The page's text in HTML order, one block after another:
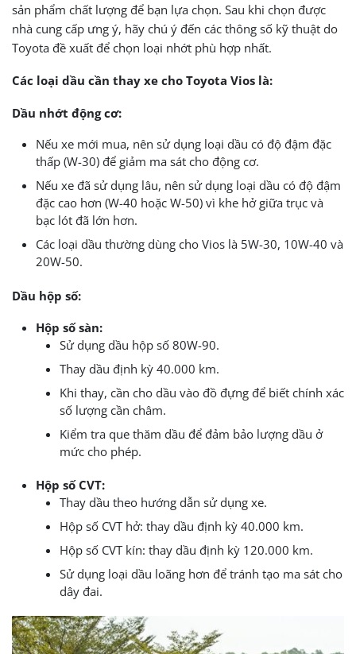
sản phẩm chất lượng để bạn lựa chọn. Sau khi chọn được
nhà cung cấp ưng ý, hãy chú ý đến các thông số kỹ thuật do
Toyota đề xuất để chọn loại nhớt phù hợp nhất.
Các loại dầu cần thay xe cho Toyota Vios là:
Dầu nhớt động cơ:
Nếu xe mới mua, nên sử dụng loại dầu có độ đậm đặc
thấp (W-30) để giảm ma sát cho động cơ.
Nếu xe đã sử dụng lâu, nên sử dụng loại dầu có độ đậm
đặc cao hơn (W-40 hoặc W-50) vì khe hở giữa trục và
bạc lót đã lớn hơn.
Các loại dầu thường dùng cho Vios là 5W-30, 10W-40 và
20W-50.
Dầu hộp số:
Hộp số sàn:
Sử dụng dầu hộp số 80W-90.
Thay dầu định kỳ 40.000 km.
Khi thay, cần cho dầu vào đồ đựng để biết chính xác
số lượng cần châm.
Kiểm tra que thăm dầu để đảm bảo lượng dầu ở
mức cho phép.
Hộp số CVT:
Thay dầu theo hướng dẫn sử dụng xe.
Hộp số CVT hở: thay dầu định kỳ 40.000 km.
Hộp số CVT kín: thay dầu định kỳ 120.000 km.
Sử dụng loại dầu loãng hơn để tránh tạo ma sát cho
dây đai.